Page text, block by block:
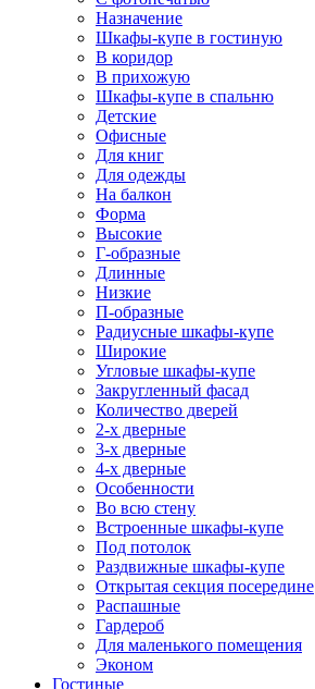
Назначение
Шкафы-купе в гостиную
В коридор
В прихожую
Шкафы-купе в спальню
Детские
Офисные
Для книг
Для одежды
На балкон
Форма
Высокие
Г-образные
Длинные
Низкие
П-образные
Радиусные шкафы-купе
Широкие
Угловые шкафы-купе
Закругленный фасад
Количество дверей
2-х дверные
3-х дверные
4-х дверные
Особенности
Во всю стену
Встроенные шкафы-купе
Под потолок
Раздвижные шкафы-купе
Открытая секция посередине
Распашные
Гардероб
Для маленького помещения
Эконом
Гостиные